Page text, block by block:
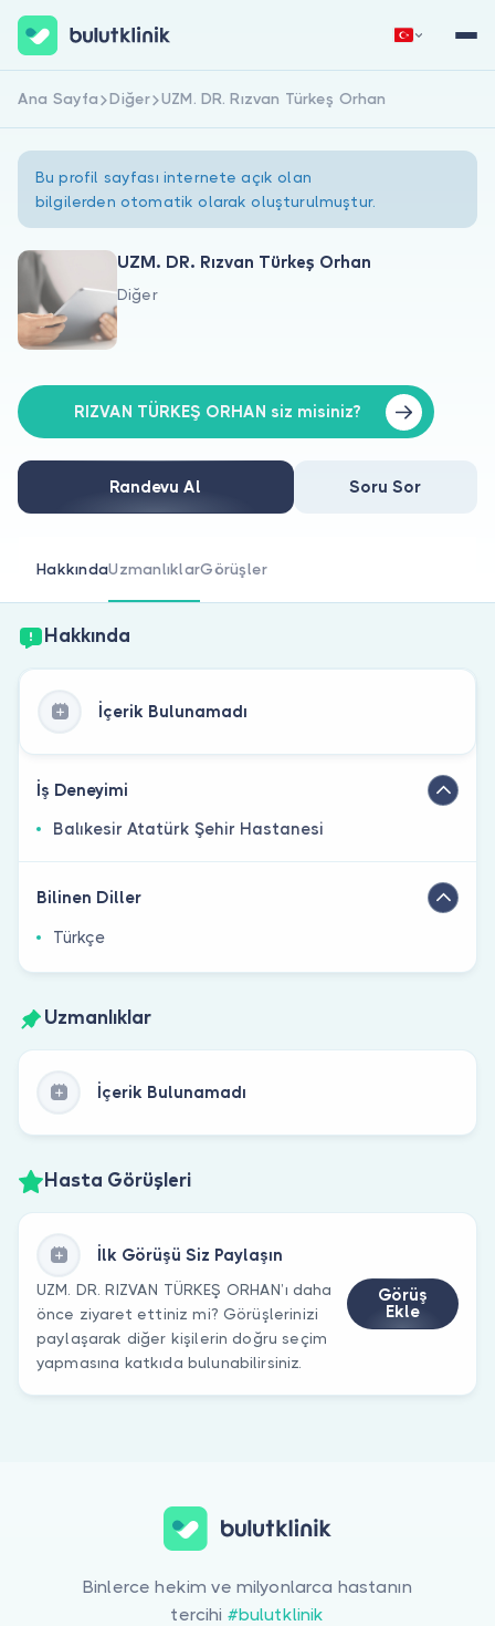
Hakkımızda
Doktorlar için
Doktor musunuz?
Hemen Kaydol Giriş Yap
Ana Sayfa Diğer UZM. DR. Rızvan Türkeş Orhan
Bu profil sayfası internete açık olan
bilgilerden otomatik olarak oluşturulmuştur.
UZM. DR. Rızvan Türkeş Orhan
Diğer
RIZVAN TÜRKEŞ ORHAN siz misiniz?
Randevu Al Soru Sor
HakkındaUzmanlıklarGörüşler
Hakkında
İçerik Bulunamadı
İş Deneyimi
Balıkesir Atatürk Şehir Hastanesi
Bilinen Diller
Türkçe
Uzmanlıklar
İçerik Bulunamadı
Hasta Görüşleri
İlk Görüşü Siz Paylaşın
UZM. DR. RIZVAN TÜRKEŞ ORHAN’ı daha
önce ziyaret ettiniz mi? Görüşlerinizi
paylaşarak diğer kişilerin doğru seçim
yapmasına katkıda bulunabilirsiniz.
Görüş
Ekle
Binlerce hekim ve milyonlarca hastanın
tercihi #bulutklinik